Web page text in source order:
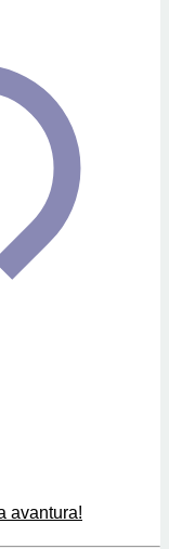
avantura!